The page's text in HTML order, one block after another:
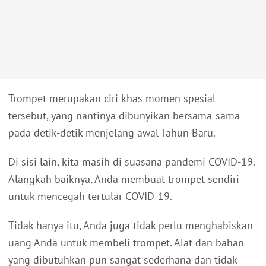
Trompet merupakan ciri khas momen spesial
tersebut, yang nantinya dibunyikan bersama-sama
pada detik-detik menjelang awal Tahun Baru.
Di sisi lain, kita masih di suasana pandemi COVID-19.
Alangkah baiknya, Anda membuat trompet sendiri
untuk mencegah tertular COVID-19.
Tidak hanya itu, Anda juga tidak perlu menghabiskan
uang Anda untuk membeli trompet. Alat dan bahan
yang dibutuhkan pun sangat sederhana dan tidak